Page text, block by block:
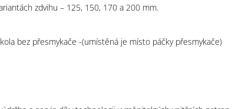
zdvihu – 125, 150, 170 a 200 mm.
bez přesmykače -(umístěná je místo páčky přesmykače)